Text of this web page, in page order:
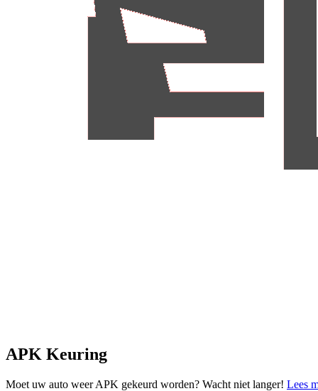
APK Keuring
Moet uw auto weer APK gekeurd worden? Wacht niet langer! Lees